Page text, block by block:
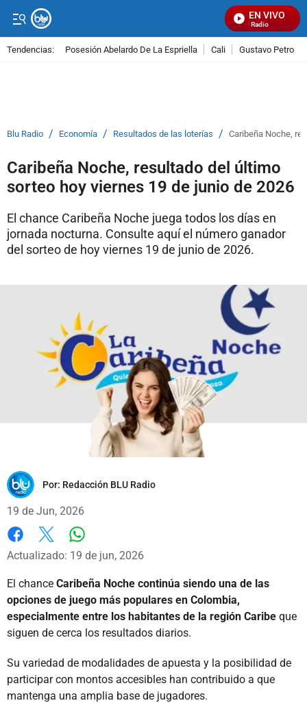
EN VIVO
Señal Visual Radio
Tendencias: Posesión Abelardo De La Espriella Cali Gustavo Petro
Blu Radio / Economía / Resultados de las loterías / Caribeña Noche,
Caribeña Noche, resultado del último
sorteo hoy viernes 19 de junio de 2026
El chance Caribeña Noche juega todos los días en
jornada nocturna. Consulte aquí el número ganador
del sorteo de hoy viernes 19 de junio de 2026.
Por: Redacción BLU Radio
19 de Jun, 2026
Facebook
X
Actualizado: 19 de jun, 2026
El chance Caribeña Noche continúa siendo una de las
opciones de juego más populares en Colombia,
especialmente entre los habitantes de la región Caribe que
siguen de cerca los resultados diarios.
Su variedad de modalidades de apuesta y la posibilidad de
participar con montos accesibles han contribuido a que
mantenga una amplia base de jugadores.